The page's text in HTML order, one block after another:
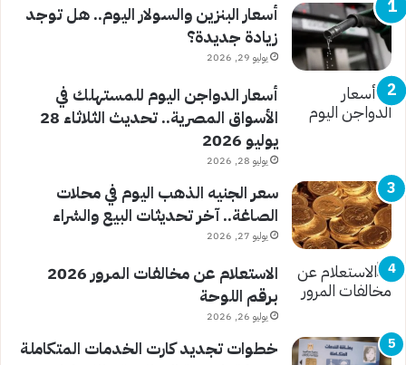
أسعار البنزين والسولار اليوم.. هل توجد
زيادة جديدة؟
يوليو 29, 2026
أسعار الدواجن اليوم للمستهلك في
الأسواق المصرية.. تحديث الثلاثاء 28
يوليو 2026
يوليو 28, 2026
سعر الجنيه الذهب اليوم في محلات
الصاغة.. آخر تحديثات البيع والشراء
يوليو 27, 2026
الاستعلام عن مخالفات المرور 2026
برقم اللوحة
يوليو 26, 2026
خطوات تجديد كارت الخدمات المتكاملة